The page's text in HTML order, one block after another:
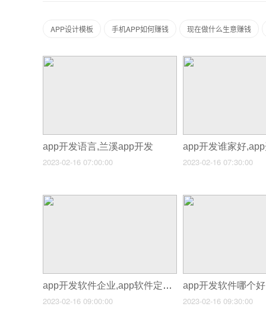
APP设计模板 手机APP如何赚钱 现在做什么生意赚钱
app开发语言,兰溪app开发
2023-02-16 07:00:00
app开发谁家好
2023-02-16 07:30:00
app开发软件企业,app软件定制企业
2023-02-16 09:00:00 2023-02-16 09:30:00